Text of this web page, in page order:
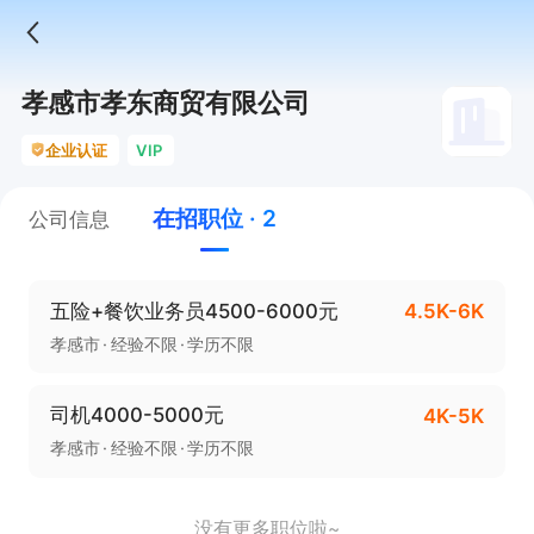
孝感市孝东商贸有限公司
企业认证 VIP
公司信息 在招职位 · 2
五险+餐饮业务员4500-6000元 4.5K-6K
孝感市 经验不限 学历不限
司机4000-5000元 4K-5K
孝感市 经验不限 学历不限
没有更多职位啦~